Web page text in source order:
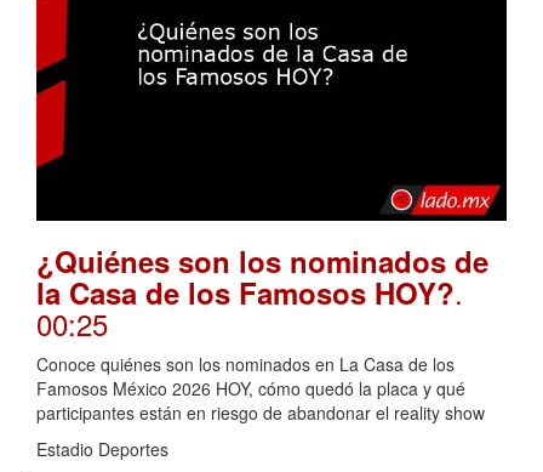
¿Quiénes son los nominados de
la Casa de los Famosos HOY?.
00:25
Conoce quiénes son los nominados en La Casa de los
Famosos México 2026 HOY, cómo quedó la placa y qué
participantes están en riesgo de abandonar el reality show
Estadio Deportes